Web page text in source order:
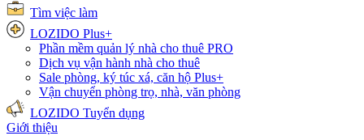
Tìm việc làm
LOZIDO Plus+
Phần mềm quản lý nhà cho thuê PRO
Dịch vụ vận hành nhà cho thuê
Sale phòng, ký túc xá, căn hộ Plus+
Vận chuyển phòng trọ, nhà, văn phòng
LOZIDO Tuyển dụng
Giới thiệu